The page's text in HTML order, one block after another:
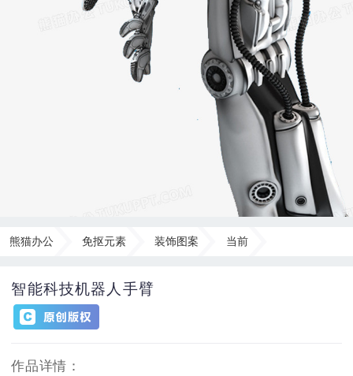
熊猫办公 免抠元素 装饰图案 当前
智能科技机器人手臂
作品详情：